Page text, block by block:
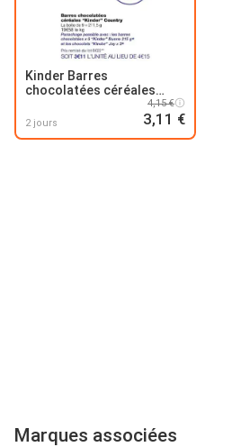
Kinder Barres
chocolatées céréales
2 jours
4,15 €
3,11 €
Marques associées